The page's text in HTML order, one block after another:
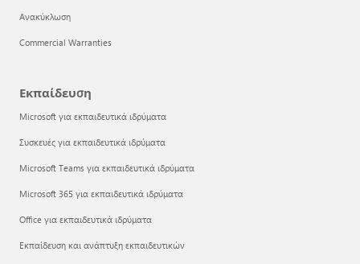
Ανακύκλωση
Commercial Warranties
Εκπαίδευση
Microsoft για εκπαιδευτικά ιδρύματα
Συσκευές για εκπαιδευτικά ιδρύματα
Microsoft Teams για εκπαιδευτικά ιδρύματα
Microsoft 365 για εκπαιδευτικά ιδρύματα
Office για εκπαιδευτικά ιδρύματα
Εκπαίδευση και ανάπτυξη εκπαιδευτικών